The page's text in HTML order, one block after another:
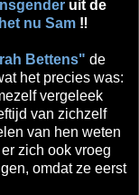
uit de
nu Sam ‼
Bettens" de
het precies was:
vergeleek
van zichzelf
van hen weten
zich ook vroeg
omdat ze eerst